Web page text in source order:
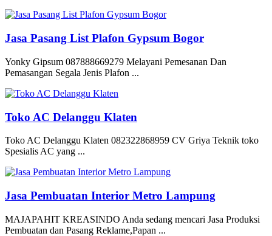
Jasa Pasang List Plafon Gypsum Bogor
Yonky Gipsum 087888669279 Melayani Pemesanan Dan
Pemasangan Segala Jenis Plafon ...
Toko AC Delanggu Klaten
Toko AC Delanggu Klaten 082322868959 CV Griya Teknik toko
Spesialis AC yang ...
Jasa Pembuatan Interior Metro Lampung
MAJAPAHIT KREASINDO Anda sedang mencari Jasa Produksi
Pembuatan dan Pasang Reklame,Papan ...